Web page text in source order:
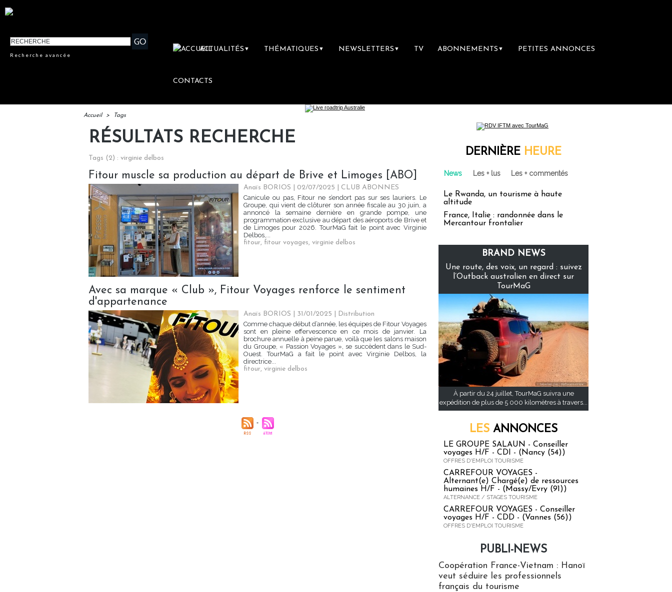
Recherche avancée
ACTUALITÉS ▼ THÉMATIQUES ▼ NEWSLETTERS ▼ TV ABONNEMENTS ▼ PETITES ANNONCES
CONTACTS
Accueil > Tags
RÉSULTATS RECHERCHE
Tags (2) : virginie delbos
Fitour muscle sa production au départ de Brive et Limoges [ABO]
Anaïs BORIOS | 02/07/2025
CLUB ABONNES
Canicule ou pas, Fitour ne s’endort pas sur ses lauriers. Le
Groupe, qui vient de clôturer son année fiscale au 30 juin, a
annoncé la semaine dernière en grande pompe, une
programmation exclusive au départ des aéroports de Brive et
de Limoges pour 2026. TourMaG fait le point avec Virginie
Delbos,...
fitour, fitour voyages, virginie delbos
Avec sa marque « Club », Fitour Voyages renforce le sentiment
d'appartenance
Anaïs BORIOS | 31/01/2025
Distribution
Comme chaque début d’année, les équipes de Fitour Voyages
sont en pleine effervescence en ce mois de janvier. La
brochure annuelle à peine parue, voilà que les salons maison
du Groupe, « Passion Voyages », se succèdent dans le Sud-
Ouest. TourMaG a fait le point avec Virginie Delbos, la
directrice...
fitour, virginie delbos
DERNIÈRE HEURE
News Les + lus Les + commentés
Le Rwanda, un tourisme à haute
altitude
France, Italie : randonnée dans le
Mercantour frontalier
BRAND NEWS
Une route, des voix, un regard : suivez
l’Outback australien en direct sur
TourMaG
À partir du 24 juillet, TourMaG suivra une
expédition de plus de 5 000 kilomètres à travers...
LES ANNONCES
LE GROUPE SALAUN - Conseiller
voyages H/F - CDI - (Nancy (54))
OFFRES D'EMPLOI TOURISME
CARREFOUR VOYAGES -
Alternant(e) Chargé(e) de ressources
humaines H/F - (Massy/Evry (91))
ALTERNANCE / STAGES TOURISME
CARREFOUR VOYAGES - Conseiller
voyages H/F - CDD - (Vannes (56))
OFFRES D'EMPLOI TOURISME
PUBLI-NEWS
Coopération France-Vietnam : Hanoï
veut séduire les professionnels
français du tourisme